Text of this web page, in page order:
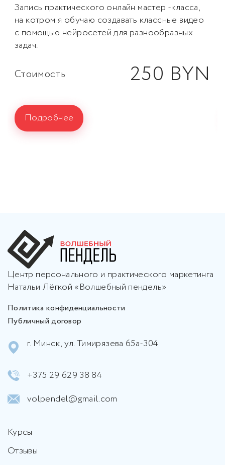
Запись практического онлайн мастер -класса,
на котром я обучаю создавать классные видео
с помощью нейросетей для разнообразных
задач.
Стоимость 250 BYN
Подробнее
Центр персонального и практического маркетинга
Натальи Лёгкой «Волшебный пендель»
Политика конфиденциальности
Публичный договор
г. Минск, ул. Тимирязева 65а-304
+375 29 629 38 84
volpendel@gmail.com
Курсы
Отзывы